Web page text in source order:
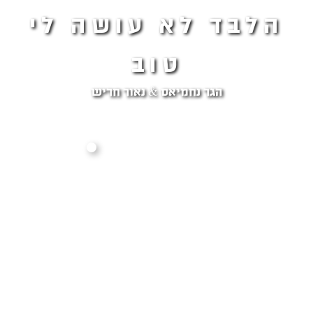
הלבד לא עושה לי
טוב
הגר נחמיאס & נאור חריש